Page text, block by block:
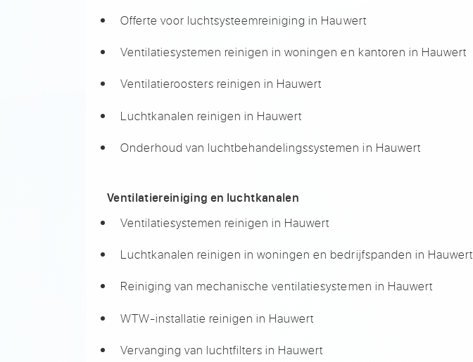
Offerte voor luchtsysteemreiniging in Hauwert
Ventilatiesystemen reinigen in woningen en kantoren in Hauwert
Ventilatieroosters reinigen in Hauwert
Luchtkanalen reinigen in Hauwert
Onderhoud van luchtbehandelingssystemen in Hauwert
Ventilatiereiniging en luchtkanalen
Ventilatiesystemen reinigen in Hauwert
Luchtkanalen reinigen in woningen en bedrijfspanden in Hauwert
Reiniging van mechanische ventilatiesystemen in Hauwert
WTW-installatie reinigen in Hauwert
Vervanging van luchtfilters in Hauwert